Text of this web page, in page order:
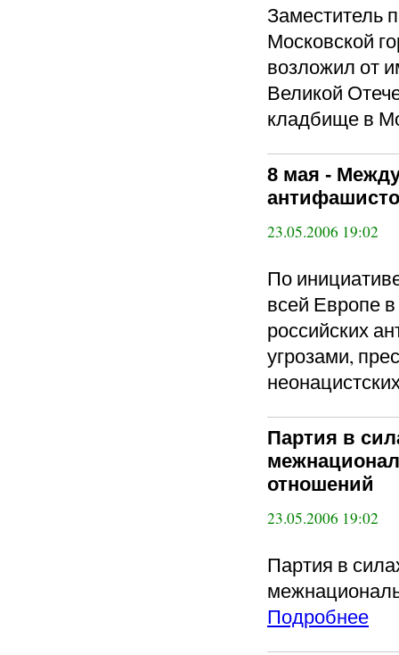
Заместитель
Московской
возложил от
Великой
кладбище в
8 мая -
23.05.2006 19:02
По
всей Европе
российских
угрозами,
Партия в
отношений
23.05.2006 19:02
Партия в
Подробнее